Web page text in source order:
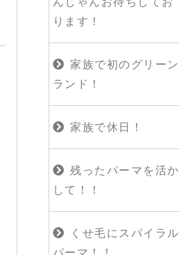
ります！
家族で初のグリーン
ランド！
家族で休日！
残ったパーマを活か
して！！
くせ毛にスパイラル
パーマ！！